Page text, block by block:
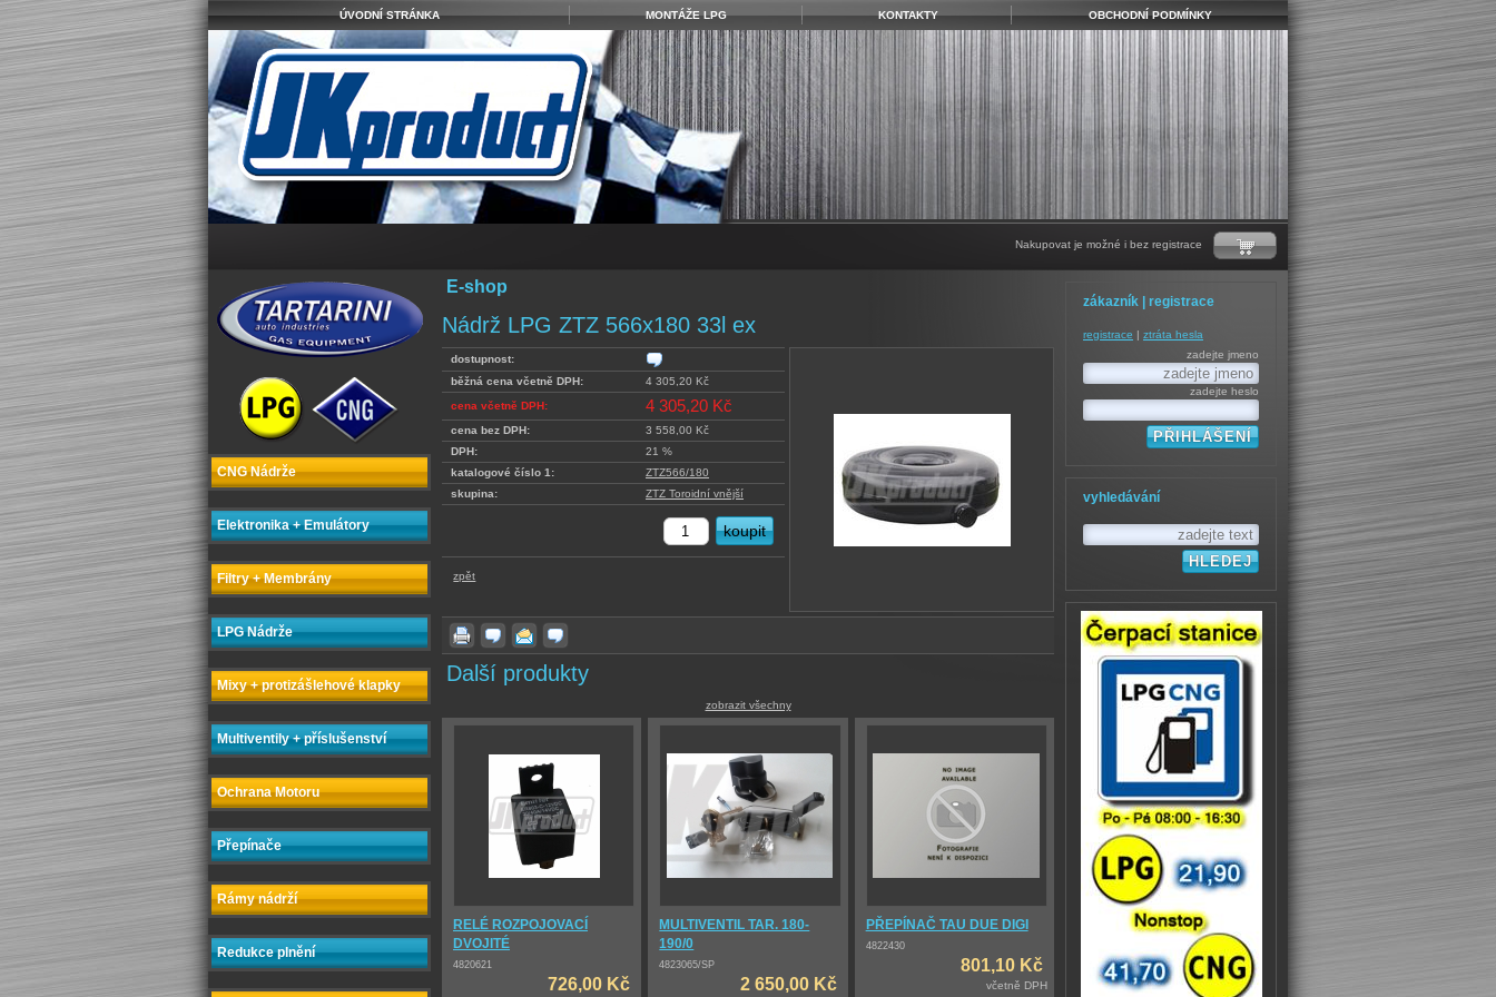
ÚVODNÍ STRÁNKA MONTÁŽE LPG KONTAKTY OBCHODNÍ PODMÍNKY
Nakupovat je možné i bez registrace
CNG Nádrže
Elektronika + Emulátory
Filtry + Membrány
LPG Nádrže
Mixy + protizášlehové klapky
Multiventily + příslušenství
Ochrana Motoru
Přepínače
Rámy nádrží
Redukce plnění
E-shop
Nádrž LPG ZTZ 566x180 33l ex
dostupnost:
běžná cena včetně DPH:
4 305,20 Kč
cena včetně DPH:
4 305,20 Kč
cena bez DPH:
3 558,00 Kč
DPH:
21 %
katalogové číslo 1:
ZTZ566/180
skupina:
ZTZ Toroidní vnější
zpět
Další produkty
zobrazit všechny
RELÉ ROZPOJOVACÍ
DVOJITÉ
4820621
726,00 Kč
MULTIVENTIL TAR. 180-
190/0
4823065/SP
2 650,00 Kč
PŘEPÍNAČ TAU DUE DIGI
4822430
801,10 Kč
včetně DPH
zákazník | registrace
registrace
ztráta hesla
zadejte jmeno
zadejte heslo
vyhledávání